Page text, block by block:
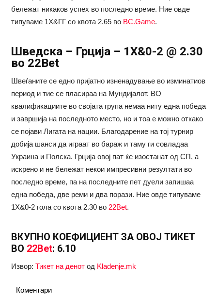
бележат никаков успех во последно време. Ние овде
типуваме 1Х&ГГ со квота 2.65 во BC.Game.
Шведска – Грција – 1Х&0-2 @ 2.30
во 22Bet
Швеѓаните се едно пријатно изненадување во изминатиов
период и тие се пласираа на Мундијалот. ВО
квалификациите во својата група немаа ниту една победа
и завршија на последното место, но и тоа е можно откако
се појави Лигата на нации. Благодарение на тој турнир
добија шанси да играат во бараж и таму ги совладаа
Украина и Полска. Грција овој пат ќе изостанат од СП, а
искрено и не бележат некои импресивни резултати во
последно време, па на последните пет дуели запишаа
една победа, две реми и два порази. Ние овде типуваме
1X&0-2 гола со квота 2.30 во 22Bet.
ВКУПНО КОЕФИЦИЕНТ ЗА ОВОЈ ТИКЕТ
ВО 22Bet: 6.10
Извор: Тикет на денотод Kladenje.mk
Коментари